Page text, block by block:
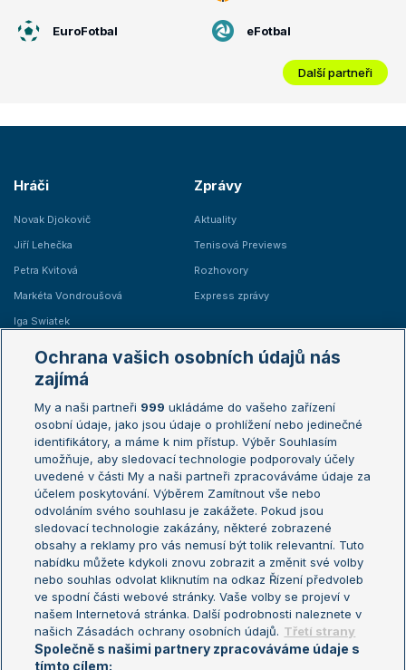
EuroFotbal eFotbal
Další partneři
Hráči
Novak Djokovič
Jiří Lehečka
Petra Kvitová
Markéta Vondroušová
Iga Swiatek
Zprávy
Aktuality
Tenisová Previews
Rozhovory
Express zprávy
Žebříčky
Žebříček ATP (muži)
Žebříček WTA (ženy)
Sázkařský žebříček
Australian Open
French Open
Wimbledon
US Open
Turnaj mistrů
Turnaj mistryň
Aktualní trendy
Fotbalové přestupy
Livesport Daily
LS Prague Open
Ochrana vašich osobních údajů nás
zajímá
My a naši partneři 999 ukládáme do vašeho zařízení
osobní údaje, jako jsou údaje o prohlížení nebo jedinečné
identifikátory, a máme k nim přístup. Výběr Souhlasím
umožňuje, aby sledovací technologie podporovaly účely
uvedené v části My a naši partneři zpracováváme údaje za
účelem poskytování. Výběrem Zamítnout vše nebo
odvoláním svého souhlasu je zakážete. Pokud jsou
sledovací technologie zakázány, některé zobrazené
obsahy a reklamy pro vás nemusí být tolik relevantní. Tuto
nabídku můžete kdykoli znovu zobrazit a změnit své volby
nebo souhlas odvolat kliknutím na odkaz Řízení předvoleb
ve spodní části webové stránky. Vaše volby se projeví v
našem Internetová stránka. Další podrobnosti naleznete v
našich Zásadách ochrany osobních údajů. Třetí strany
Společně s našimi partnery zpracováváme údaje s
tímto cílem: